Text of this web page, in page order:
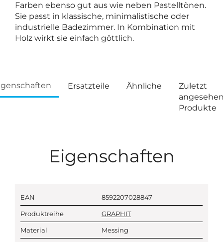
Farben ebenso gut aus wie neben Pastelltönen.
Sie passt in klassische, minimalistische oder
industrielle Badezimmer. In Kombination mit
Holz wirkt sie einfach göttlich.
Ersatzteile Ähnliche
Zuletzt
Produkte
Eigenschaften
EAN 8592207028847
Produktreihe GRAPHIT
Material Messing